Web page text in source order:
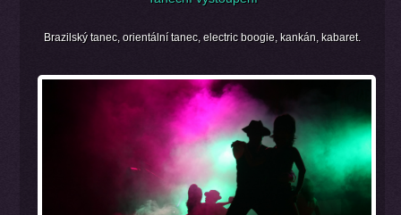
Brazilský tanec, orientální tanec, electric boogie, kankán, kabaret.